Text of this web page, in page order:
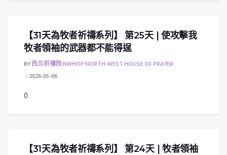
【31天為牧者祈禱系列】 第25天 | 使攻擊我
牧者領袖的武器都不能得逞
BY西北祈禱院 NWHOP NORTH-WEST HOUSE OF PRAYER
2026-05-06
0
【31天為牧者祈禱系列】 第24天 | 牧者領袖